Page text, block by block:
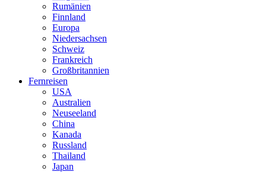
Rumänien
Finnland
Europa
Niedersachsen
Schweiz
Frankreich
Großbritannien
Fernreisen
USA
Australien
Neuseeland
China
Kanada
Russland
Thailand
Japan